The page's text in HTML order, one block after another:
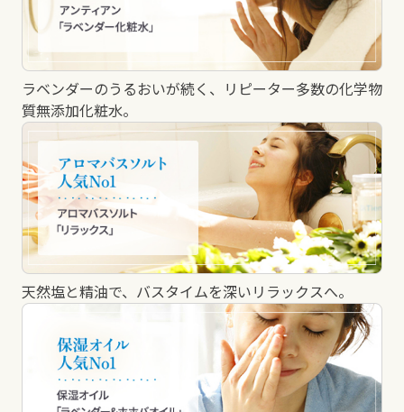
ラベンダーのうるおいが続く、リピーター多数の化学物
質無添加化粧水。
天然塩と精油で、バスタイムを深いリラックスへ。